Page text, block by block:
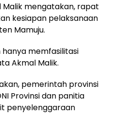
Malik mengatakan, rapat
kesiapan pelaksanaan
Mamuju.
memfasilitasi
Akmal Malik.
pemerintah provinsi
Provinsi dan panitia
penyelenggaraan